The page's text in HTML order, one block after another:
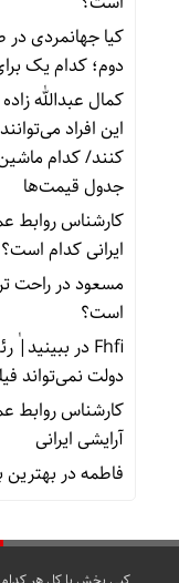
کیا جهانمردیدر
دوم؛ کدام یک
کمال عبدالله زاده
کنند/ کدام
جدول قیمت‌ها
کارشناس روابط
ایرانی کدام است؟
مسعوددرراحت
است؟
Fhfiدر ببینید|
دولت نمی‌تواند
کارشناس روابط
آرایشی ایرانی
فاطمهدر بهترین